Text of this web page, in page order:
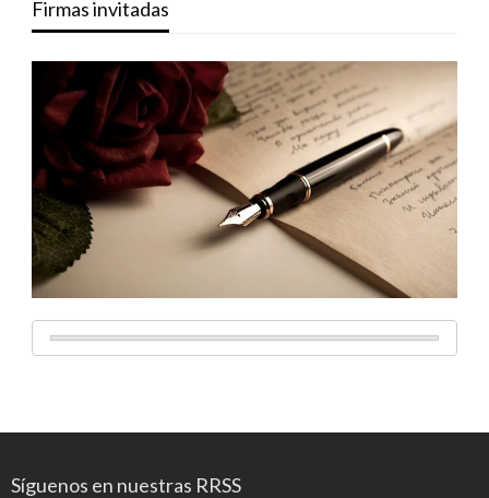
Firmas invitadas
Síguenos en nuestras RRSS